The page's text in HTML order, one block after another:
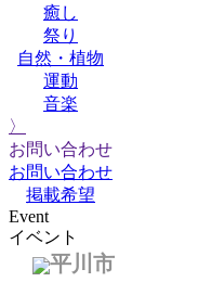
癒し
祭り
自然・植物
運動
音楽
〉
お問い合わせ
お問い合わせ
掲載希望
Event
イベント
平川市